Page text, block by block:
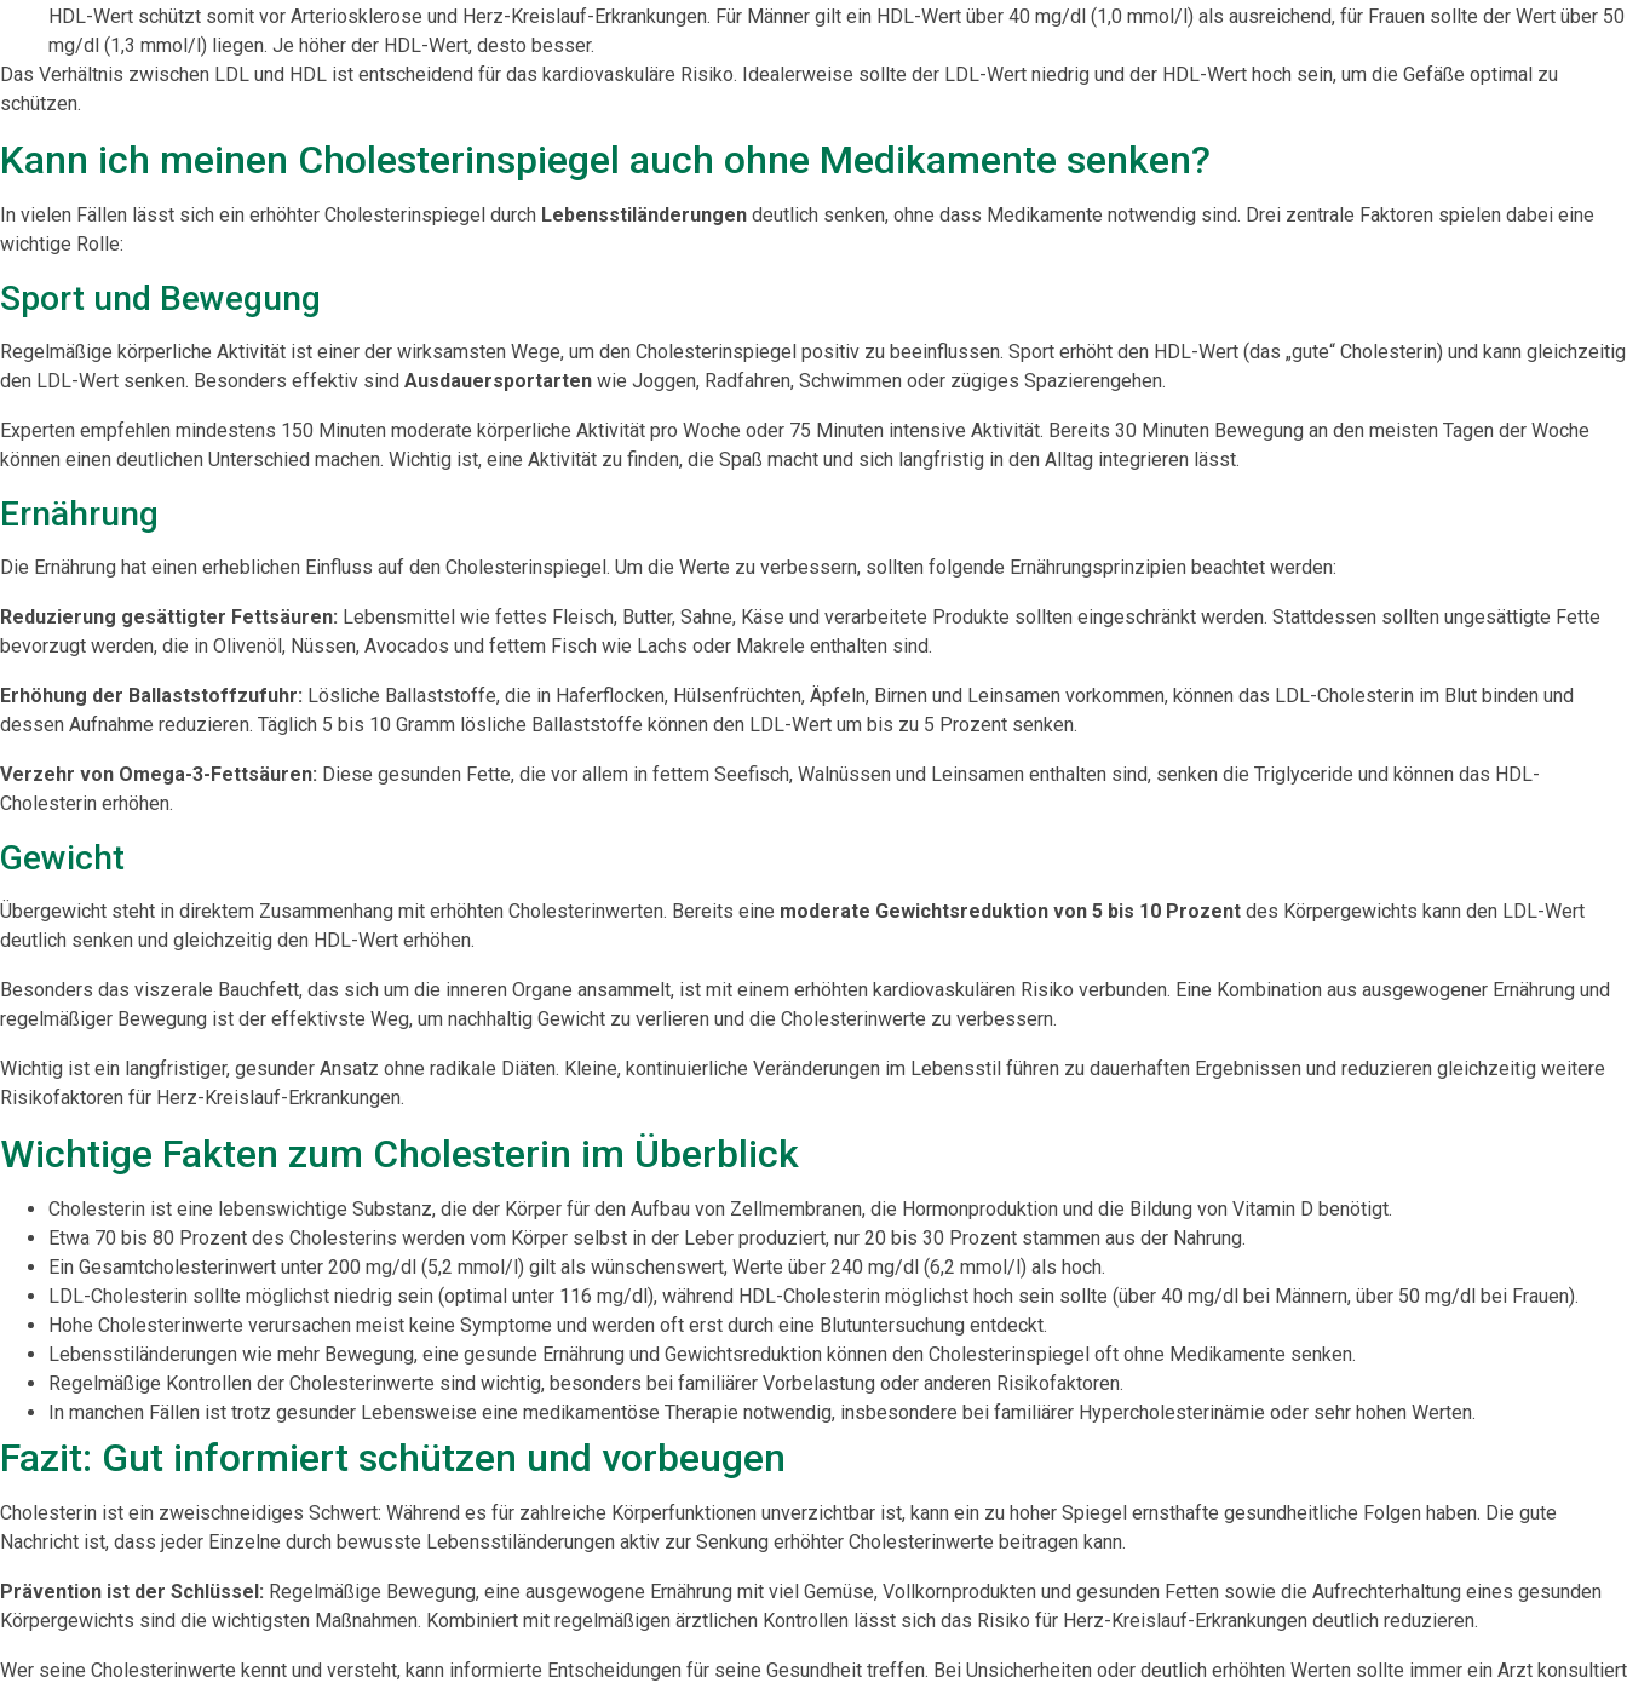
HDL-Wert schützt somit vor Arteriosklerose und Herz-Kreislauf-Erkrankungen. Für Männer gilt ein HDL-Wert über 40 mg/dl (1,0 mmol/l) als ausreichend, für Frauen sollte der Wert über 50
mg/dl (1,3 mmol/l) liegen. Je höher der HDL-Wert, desto besser.
Das Verhältnis zwischen LDL und HDL ist entscheidend für das kardiovaskuläre Risiko. Idealerweise sollte der LDL-Wert niedrig und der HDL-Wert hoch sein, um die Gefäße optimal zu
schützen.
Kann ich meinen Cholesterinspiegel auch ohne Medikamente senken?
In vielen Fällen lässt sich ein erhöhter Cholesterinspiegel durch Lebensstiländerungen deutlich senken, ohne dass Medikamente notwendig sind. Drei zentrale Faktoren spielen dabei eine
wichtige Rolle:
Sport und Bewegung
Regelmäßige körperliche Aktivität ist einer der wirksamsten Wege, um den Cholesterinspiegel positiv zu beeinflussen. Sport erhöht den HDL-Wert (das „gute“ Cholesterin) und kann gleichzeitig
den LDL-Wert senken. Besonders effektiv sind Ausdauersportarten wie Joggen, Radfahren, Schwimmen oder zügiges Spazierengehen.
Experten empfehlen mindestens 150 Minuten moderate körperliche Aktivität pro Woche oder 75 Minuten intensive Aktivität. Bereits 30 Minuten Bewegung an den meisten Tagen der Woche
können einen deutlichen Unterschied machen. Wichtig ist, eine Aktivität zu finden, die Spaß macht und sich langfristig in den Alltag integrieren lässt.
Ernährung
Die Ernährung hat einen erheblichen Einfluss auf den Cholesterinspiegel. Um die Werte zu verbessern, sollten folgende Ernährungsprinzipien beachtet werden:
Reduzierung gesättigter Fettsäuren: Lebensmittel wie fettes Fleisch, Butter, Sahne, Käse und verarbeitete Produkte sollten eingeschränkt werden. Stattdessen sollten ungesättigte Fette
bevorzugt werden, die in Olivenöl, Nüssen, Avocados und fettem Fisch wie Lachs oder Makrele enthalten sind.
Erhöhung der Ballaststoffzufuhr: Lösliche Ballaststoffe, die in Haferflocken, Hülsenfrüchten, Äpfeln, Birnen und Leinsamen vorkommen, können das LDL-Cholesterin im Blut binden und
dessen Aufnahme reduzieren. Täglich 5 bis 10 Gramm lösliche Ballaststoffe können den LDL-Wert um bis zu 5 Prozent senken.
Verzehr von Omega-3-Fettsäuren: Diese gesunden Fette, die vor allem in fettem Seefisch, Walnüssen und Leinsamen enthalten sind, senken die Triglyceride und können das HDL-
Cholesterin erhöhen.
Gewicht
Übergewicht steht in direktem Zusammenhang mit erhöhten Cholesterinwerten. Bereits eine moderate Gewichtsreduktion von 5 bis 10 Prozent des Körpergewichts kann den LDL-Wert
deutlich senken und gleichzeitig den HDL-Wert erhöhen.
Besonders das viszerale Bauchfett, das sich um die inneren Organe ansammelt, ist mit einem erhöhten kardiovaskulären Risiko verbunden. Eine Kombination aus ausgewogener Ernährung und
regelmäßiger Bewegung ist der effektivste Weg, um nachhaltig Gewicht zu verlieren und die Cholesterinwerte zu verbessern.
Wichtig ist ein langfristiger, gesunder Ansatz ohne radikale Diäten. Kleine, kontinuierliche Veränderungen im Lebensstil führen zu dauerhaften Ergebnissen und reduzieren gleichzeitig weitere
Risikofaktoren für Herz-Kreislauf-Erkrankungen.
Wichtige Fakten zum Cholesterin im Überblick
Cholesterin ist eine lebenswichtige Substanz, die der Körper für den Aufbau von Zellmembranen, die Hormonproduktion und die Bildung von Vitamin D benötigt.
Etwa 70 bis 80 Prozent des Cholesterins werden vom Körper selbst in der Leber produziert, nur 20 bis 30 Prozent stammen aus der Nahrung.
Ein Gesamtcholesterinwert unter 200 mg/dl (5,2 mmol/l) gilt als wünschenswert, Werte über 240 mg/dl (6,2 mmol/l) als hoch.
LDL-Cholesterin sollte möglichst niedrig sein (optimal unter 116 mg/dl), während HDL-Cholesterin möglichst hoch sein sollte (über 40 mg/dl bei Männern, über 50 mg/dl bei Frauen).
Hohe Cholesterinwerte verursachen meist keine Symptome und werden oft erst durch eine Blutuntersuchung entdeckt.
Lebensstiländerungen wie mehr Bewegung, eine gesunde Ernährung und Gewichtsreduktion können den Cholesterinspiegel oft ohne Medikamente senken.
Regelmäßige Kontrollen der Cholesterinwerte sind wichtig, besonders bei familiärer Vorbelastung oder anderen Risikofaktoren.
In manchen Fällen ist trotz gesunder Lebensweise eine medikamentöse Therapie notwendig, insbesondere bei familiärer Hypercholesterinämie oder sehr hohen Werten.
Fazit: Gut informiert schützen und vorbeugen
Cholesterin ist ein zweischneidiges Schwert: Während es für zahlreiche Körperfunktionen unverzichtbar ist, kann ein zu hoher Spiegel ernsthafte gesundheitliche Folgen haben. Die gute
Nachricht ist, dass jeder Einzelne durch bewusste Lebensstiländerungen aktiv zur Senkung erhöhter Cholesterinwerte beitragen kann.
Prävention ist der Schlüssel: Regelmäßige Bewegung, eine ausgewogene Ernährung mit viel Gemüse, Vollkornprodukten und gesunden Fetten sowie die Aufrechterhaltung eines gesunden
Körpergewichts sind die wichtigsten Maßnahmen. Kombiniert mit regelmäßigen ärztlichen Kontrollen lässt sich das Risiko für Herz-Kreislauf-Erkrankungen deutlich reduzieren.
Wer seine Cholesterinwerte kennt und versteht, kann informierte Entscheidungen für seine Gesundheit treffen. Bei Unsicherheiten oder deutlich erhöhten Werten sollte immer ein Arzt konsultiert